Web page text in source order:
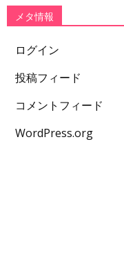
メタ情報
ログイン
投稿フィード
コメントフィード
WordPress.org